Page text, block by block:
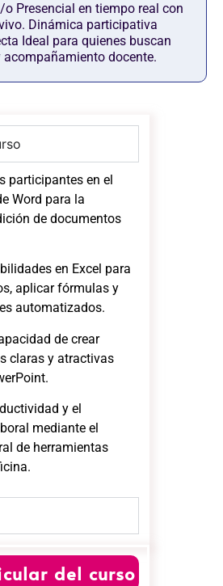
Presencial en tiempo real con
Dinámica participativa
Ideal para quienes buscan
acompañamiento docente.
participantes en el
Word para la
de documentos
en Excel para
aplicar fórmulas y
automatizados.
de crear
claras y atractivas
y el
mediante el
de herramientas
del curso